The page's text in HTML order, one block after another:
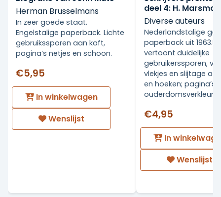
fictieschrijver is, zich thans ook heeft
ontwikkeld tot een biograaf die meteen tot
een heel select groepje gaat behoren. Na
het lezen van zijn biografie zal niemand ooit
het exceptionele genie John Muts nog
kunnen vergeten. De biografie van John
Muts is derhalve een uitzonderlijk en
schitterend boek. Herman Brusselmans
(1957) publiceerde meer dan vijftig andere
boeken. Hij wordt zowel verguisd als
verafgood. Hij is een zeer belangrijk schrijver.
Herman Brusselmans
In zeer goede staat.
Engelstalige paperback. Lichte
gebruikssporen aan kaft,
pagina’s netjes en schoon.
€5,95
In winkelwagen
Wenslijst
deel 4: H. Marsman
Diverse auteurs
Nederlandstalige
paperback uit
vertoont duidelijke
gebruikerssporen,
vlekjes en slijtage
en hoeken; pagina’s
ouderdomsverkleurd.
€4,95
In
Wenslijst